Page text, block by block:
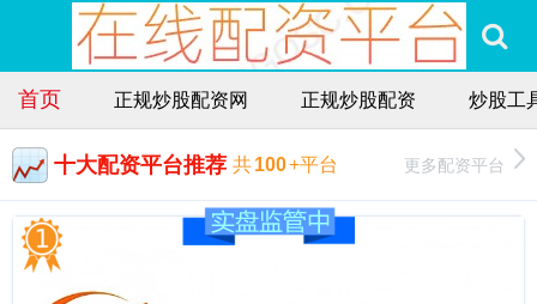
首页 正规炒股配资网 正规炒股配资 炒股工
十大配资平台推荐 共100+平台 更多配资平台